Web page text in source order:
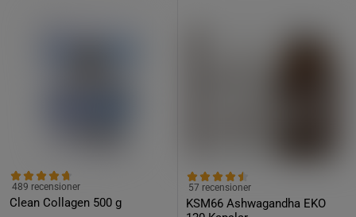
Clean Collagen 500 g
489 recensioner
KSM66 Ashwagandha EKO
57 recensioner